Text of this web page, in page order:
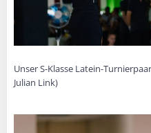
Unser S-Klasse Latein-
Julian Link)